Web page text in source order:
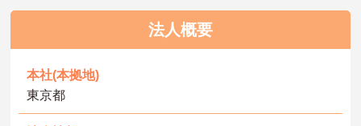
法人概要
本社(本拠地)
東京都